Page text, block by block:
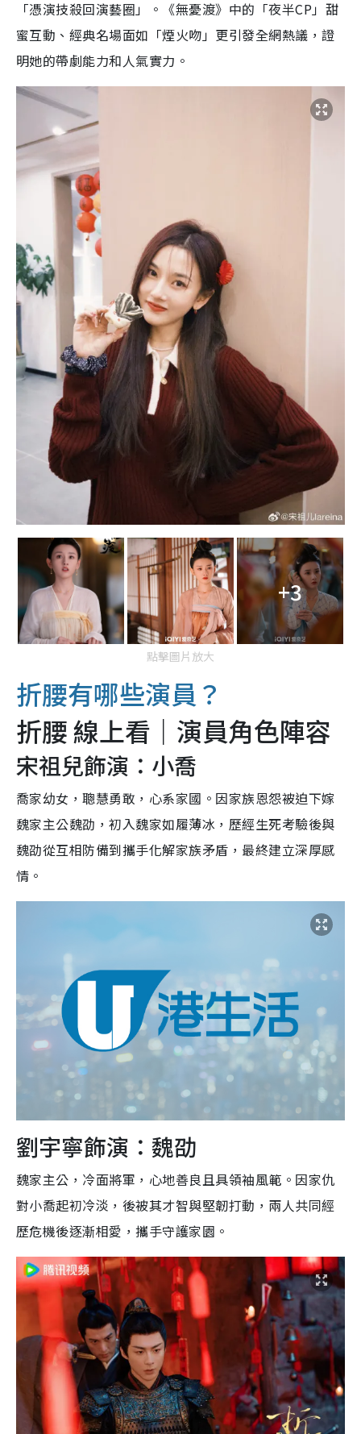
「憑演技殺回演藝圈」。《無憂渡》中的「夜半CP」甜
蜜互動、經典名場面如「煙火吻」更引發全網熱議，證
明她的帶劇能力和人氣實力。
+3
點擊圖片放大
折腰有哪些演員？
折腰 線上看｜演員角色陣容
宋祖兒飾演：小喬
喬家幼女，聰慧勇敢，心系家國。因家族恩怨被迫下嫁
魏家主公魏劭，初入魏家如履薄冰，歷經生死考驗後與
魏劭從互相防備到攜手化解家族矛盾，最終建立深厚感
情。
劉宇寧飾演：魏劭
魏家主公，冷面將軍，心地善良且具領袖風範。因家仇
對小喬起初冷淡，後被其才智與堅韌打動，兩人共同經
歷危機後逐漸相愛，攜手守護家園。